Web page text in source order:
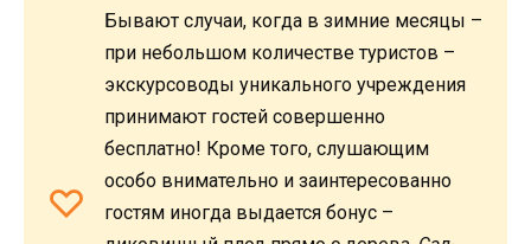
Бывают случаи, когда в зимние месяцы –
при небольшом количестве туристов –
экскурсоводы уникального учреждения
принимают гостей совершенно
бесплатно! Кроме того, слушающим
особо внимательно и заинтересованно
гостям иногда выдается бонус –